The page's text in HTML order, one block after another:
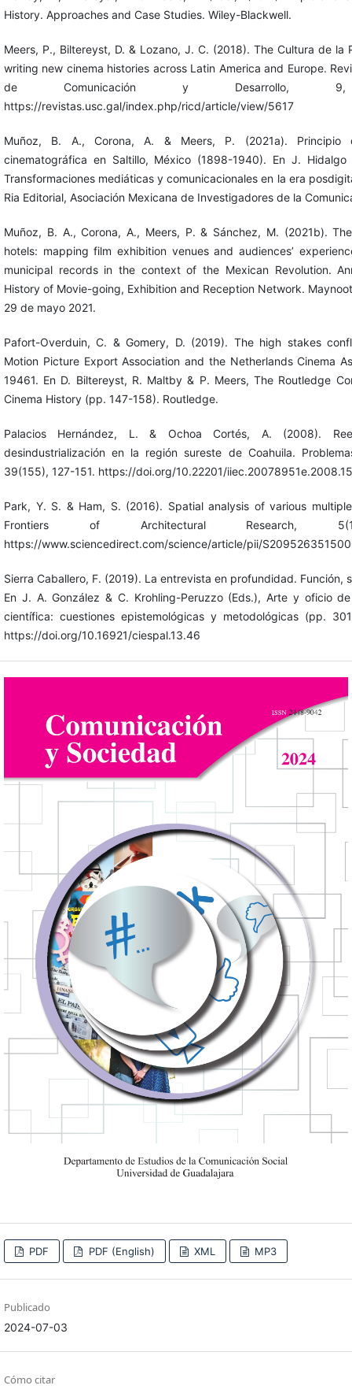
History. Approaches and Case Studies. Wiley-Blackwell.
Meers, P., Biltereyst, D. & Lozano, J. C. (2018). The Cultura de la
writing new cinema histories across Latin America and Europe.
de Comunicación y Desarrollo, 9,
https://revistas.usc.gal/index.php/ricd/article/view/5617
Muñoz, B. A., Corona, A. & Meers, P. (2021a). Principio
cinematográfica en Saltillo, México (1898-1940). En J.
Transformaciones mediáticas y comunicacionales en la era
Ria Editorial, Asociación Mexicana de Investigadores de la
Muñoz, B. A., Corona, A., Meers, P. & Sánchez, M. (2021b).
hotels: mapping film exhibition venues and audiences’
municipal records in the context of the Mexican Revolution.
History of Movie-going, Exhibition and Reception Network.
29 de mayo 2021.
Pafort-Overduin, C. & Gomery, D. (2019). The high stakes
Motion Picture Export Association and the Netherlands Cinema
19461. En D. Biltereyst, R. Maltby & P. Meers, The Routledge
Cinema History (pp. 147-158). Routledge.
Palacios Hernández, L. & Ochoa Cortés, A. (2008).
desindustrialización en la región sureste de Coahuila.
39(155), 127-151. https://doi.org/10.22201/
Park, Y. S. & Ham, S. (2016). Spatial analysis of various
Frontiers of Architectural Research,
https://www.sciencedirect.com/science/article/pii/
Sierra Caballero, F. (2019). La entrevista en profundidad. Función,
En J. A. González & C. Krohling-Peruzzo (Eds.), Arte y oficio
científica: cuestiones epistemológicas y metodológicas (pp.
https://doi.org/10.16921/ciespal.13.46
PDF PDF (English) XML MP3
Publicado
2024-07-03
Cómo citar